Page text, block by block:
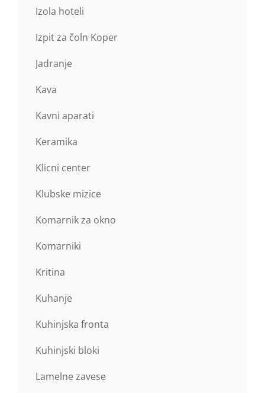
Izola hoteli
Izpit za čoln Koper
Jadranje
Kava
Kavni aparati
Keramika
Klicni center
Klubske mizice
Komarnik za okno
Komarniki
Kritina
Kuhanje
Kuhinjska fronta
Kuhinjski bloki
Lamelne zavese